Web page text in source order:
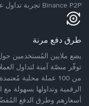
Binance P2P تجربة تداول عالمية حقيقية وتدعم أكثر من 70 عملة محلية.
طرق دفع مرنة
من 100 عملة محلية
الرقمية وتداولها بسهولة
أسعارهم وطرق الدفع